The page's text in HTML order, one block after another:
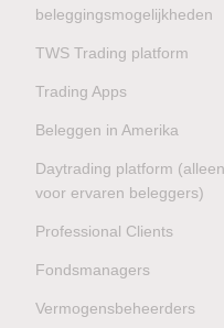
beleggingsmogelijkheden
TWS Trading platform
Trading Apps
Beleggen in Amerika
Daytrading platform (alleen
voor ervaren beleggers)
Professional Clients
Fondsmanagers
Vermogensbeheerders